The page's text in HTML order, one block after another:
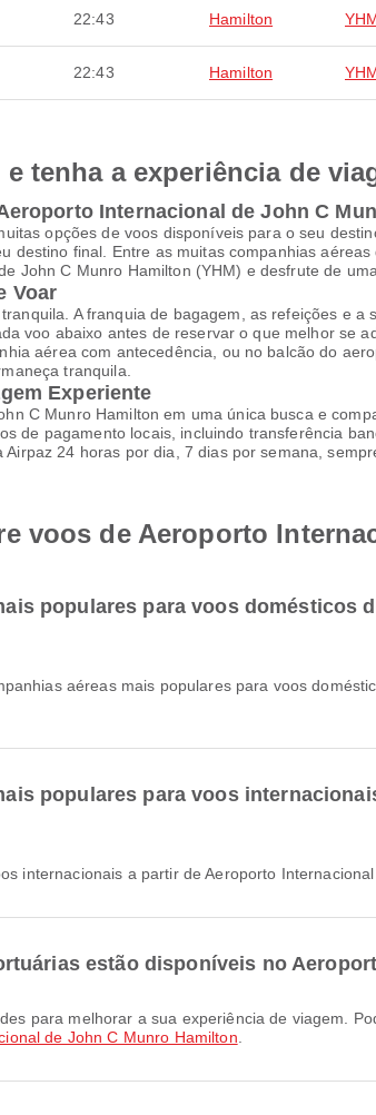
22:43 Hamilton
22:43 Hamilton
tenha a experiência de
Internacional de John C
opções de voos disponíveis para o seu
destino final. Entre as muitas companhias
John C Munro Hamilton (YHM) e desfrute de
Voar
A franquia de bagagem, as refeições e
voo abaixo antes de reservar o que melhor se
aérea com antecedência, ou no balcão do
tranquila.
Experiente
C Munro Hamilton em uma única busca e
de pagamento locais, incluindo transferência
24 horas por dia, 7 dias por semana,
voos de Aeroporto
populares para voos domésticos
aéreas mais populares para voos
populares para voos
internacionais a partir de Aeroporto
estão disponíveis no
de John C Munro Hamilton